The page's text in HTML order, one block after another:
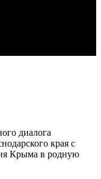
диалога
края с
Крыма в родную